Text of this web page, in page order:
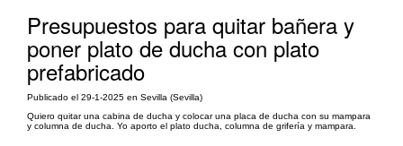
Presupuestos para quitar bañera y
poner plato de ducha con plato
prefabricado
Publicado el 29-1-2025 en Sevilla (Sevilla)
Quiero quitar una cabina de ducha y colocar una placa de ducha con su mampara
y columna de ducha. Yo aporto el plato ducha, columna de grifería y mampara.